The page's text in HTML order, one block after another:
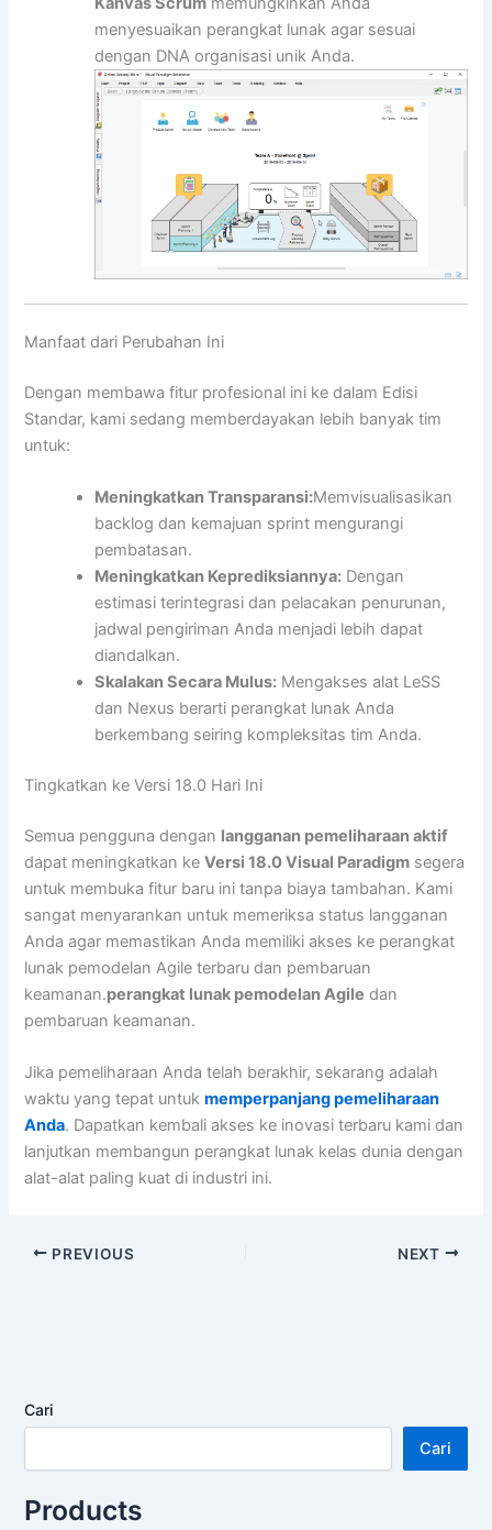
menyesuaikan perangkat lunak agar sesuai
dengan DNA organisasi unik Anda.
Manfaat dari Perubahan Ini
Dengan membawa fitur profesional ini ke dalam Edisi
Standar, kami sedang memberdayakan lebih banyak tim
untuk:
Meningkatkan Transparansi:Memvisualisasikan
backlog dan kemajuan sprint mengurangi
pembatasan.
Meningkatkan Keprediksiannya: Dengan
estimasi terintegrasi dan pelacakan penurunan,
jadwal pengiriman Anda menjadi lebih dapat
diandalkan.
Skalakan Secara Mulus: Mengakses alat LeSS
dan Nexus berarti perangkat lunak Anda
berkembang seiring kompleksitas tim Anda.
Tingkatkan ke Versi 18.0 Hari Ini
Semua pengguna dengan langganan pemeliharaan aktif
dapat meningkatkan keVersi 18.0 Visual Paradigm segera
untuk membuka fitur baru ini tanpa biaya tambahan. Kami
sangat menyarankan untuk memeriksa status langganan
Anda agar memastikan Anda memiliki akses ke perangkat
lunak pemodelan Agile terbaru dan pembaruan
keamanan.perangkat lunak pemodelan Agile dan
pembaruan keamanan.
Jika pemeliharaan Anda telah berakhir, sekarang adalah
waktu yang tepat untukmemperpanjang pemeliharaan
Anda. Dapatkan kembali akses ke inovasi terbaru kami dan
lanjutkan membangun perangkat lunak kelas dunia dengan
alat-alat paling kuat di industri ini.
PREVIOUS NEXT
Cari
Cari
Products